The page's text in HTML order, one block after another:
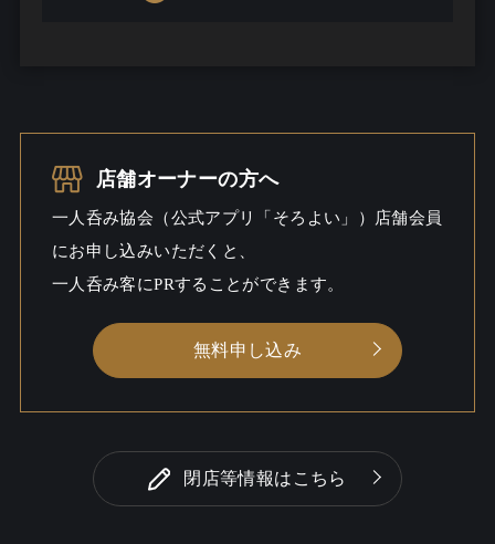
シーン
店舗オーナーの方へ
一人呑み協会（公式アプリ「そろよい」）店舗会員
にお申し込みいただくと、
一人呑み客にPRすることができます。
無料申し込み
閉店等情報はこちら